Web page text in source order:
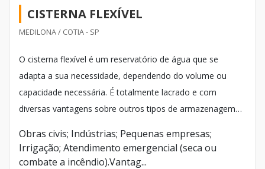
CISTERNA FLEXÍVEL
MEDILONA / COTIA - SP
O cisterna flexível é um reservatório de água que se
adapta a sua necessidade, dependendo do volume ou
capacidade necessária. É totalmente lacrado e com
diversas vantagens sobre outros tipos de armazenagem
Obras civis; Indústrias; Pequenas empresas;
Irrigação; Atendimento emergencial (seca ou
combate a incêndio).Vantag...